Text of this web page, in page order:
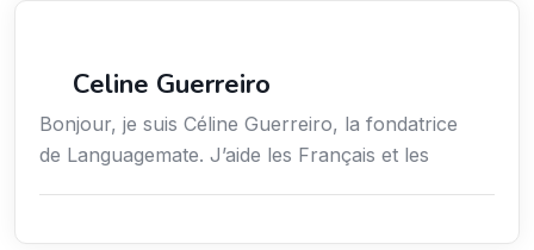
Celine Guerreiro
Bonjour, je suis Céline Guerreiro, la fondatrice
de Languagemate. J’aide les Français et les